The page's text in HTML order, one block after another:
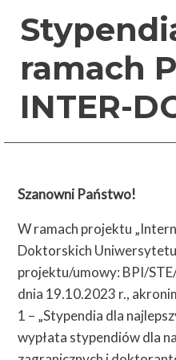
ramach
INTER-
Szanowni Państwo!
W ramach projektu
Doktorskich
projektu/umowy: BPI/
dnia 19.10.2023 r.,
1 – „Stypendia dla
wypłata stypendiów dla